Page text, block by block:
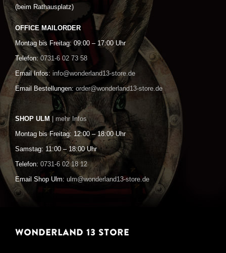
(beim Rathausplatz)
OFFICE MAILORDER
Montag bis Freitag: 09:00 – 17:00 Uhr
Telefon: 0731-6 02 73 58
Email Infos: info@wonderland13-store.de
Email Bestellungen: order@wonderland13-store.de
SHOP ULM | mehr Infos
Montag bis Freitag: 12:00 – 18:00 Uhr
Samstag: 11:00 – 18:00 Uhr
Telefon: 0731-6 02 18 12
Email Shop Ulm: ulm@wonderland13-store.de
WONDERLAND 13 STORE